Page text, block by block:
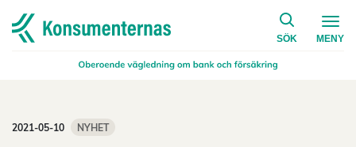
Navigera till startsidan
SÖK
på
MENY
2021-05-10 NYHET